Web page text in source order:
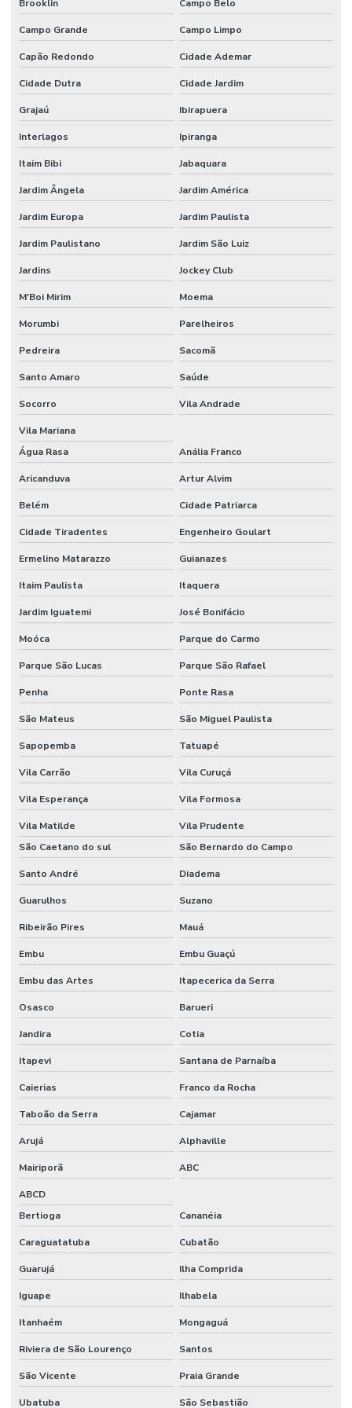
CASCAVEL
AUTOMAÇÃO
RESIDENCIAL
CONTROLE DE
ILUMINAÇÃO
AUTOMAÇÃO
RESIDENCIAL
CORTINAS
AUTOMAÇÃO
RESIDENCIAL
DF
AUTOMAÇÃO
RESIDENCIAL
DOMOTICA
AUTOMAÇÃO
PARA
ECONOMIA DE
ENERGIA
AUTOMAÇÃO
RESIDENCIAL
EFICIÊNCIA
ENERGÉTICA
RESIDENCIAL
ESPÍRITO
SANTO
AUTOMAÇÃO
FLORIANÓPOLIS
AUTOMAÇÃO
RESIDENCIAL
FORTALEZA
AUTOMAÇÃO
RESIDENCIAL
GOIÂNIA
AUTOMAÇÃO
RESIDENCIAL
LUZES
AUTOMAÇÃO
RESIDENCIAL
MACEIO
AUTOMAÇÃO
RESIDENCIAL
MANAUS
AUTOMAÇÃO
RESIDENCIAL
MARINGÁ
RESIDENCIAL
GERAIS
AUTOMAÇÃO
ORÇAMENTO
AUTOMAÇÃO
PALMAS
AUTOMAÇÃO
DE PERSIANAS
AUTOMAÇÃO
RESIDENCIAL
PORTO
AUTOMAÇÃO
RESIDENCIAL
AUTOMAÇÃO
RESIDENCIAL
REMOTA
AUTOMAÇÃO
RESIDENCIAL
EM RIBEIRÃO
PRETO
AUTOMAÇÃO
RESIDENCIAL
RIO GRANDE
DO SUL
AUTOMAÇÃO
Brooklin Campo Belo
Campo Grande Campo Limpo
Capão Redondo Cidade Ademar
Cidade Dutra Cidade Jardim
Grajaú Ibirapuera
Interlagos Ipiranga
Itaim Bibi Jabaquara
Jardim Ângela Jardim América
Jardim Europa Jardim Paulista
Jardim Paulistano Jardim São Luiz
Jardins Jockey Club
M'Boi Mirim Moema
Morumbi Parelheiros
Pedreira Sacomã
Santo Amaro Saúde
Socorro Vila Andrade
Vila Mariana
Água Rasa
Anália Franco
Aricanduva Artur Alvim
Belém Cidade Patriarca
Cidade Tiradentes Engenheiro Goulart
Ermelino Matarazzo Guianazes
Itaim Paulista Itaquera
Jardim Iguatemi José Bonifácio
Moóca Parque do Carmo
Parque São Lucas Parque São Rafael
Penha Ponte Rasa
São Mateus São Miguel Paulista
Sapopemba Tatuapé
Vila Carrão Vila Curuçá
Vila Esperança Vila Formosa
Vila Matilde
Vila Prudente
São Caetano do sul
São Bernardo do Campo
Santo André Diadema
Guarulhos Suzano
Ribeirão Pires Mauá
Embu Embu Guaçú
Embu das Artes Itapecerica da Serra
Osasco Barueri
Jandira Cotia
Itapevi Santana de Parnaíba
Caierias Franco da Rocha
Taboão da Serra Cajamar
Arujá Alphaville
Mairiporã ABC
ABCD
Bertioga
Cananéia
Caraguatatuba Cubatão
Guarujá Ilha Comprida
Iguape Ilhabela
Itanhaém Mongaguá
Riviera de São Lourenço Santos
São Vicente Praia Grande
Ubatuba São Sebastião